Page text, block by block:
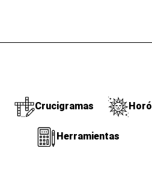
Crucigramas
Herramientas